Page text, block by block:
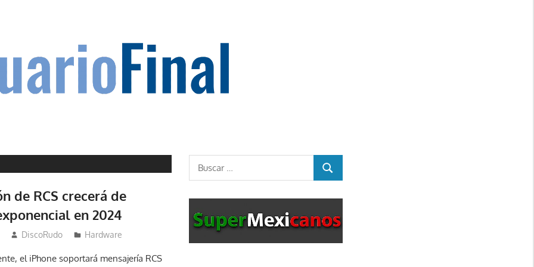
de RCS crecerá de
en 2024
DiscoRudo Hardware
el iPhone soportará mensajería RCS
Buscar:
BUSCAR